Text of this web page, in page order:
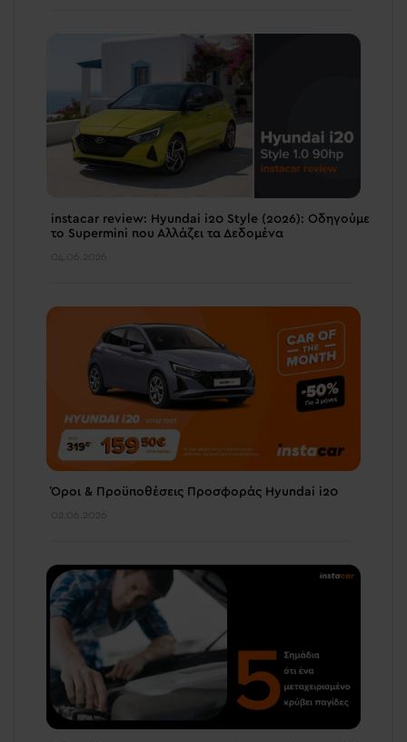
instacar review: Hyundai i20 Style (2026): Οδηγούμε
το Supermini που Αλλάζει τα Δεδομένα
04.06.2026
Όροι & Προϋποθέσεις Προσφοράς Hyundai i20
02.06.2026